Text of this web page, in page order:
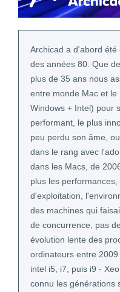
Archicad a d'abord
des années 80. Que
plus de 35 ans nous
entre monde Mac et le
Windows + Intel) pour
performant, le plus
peu perdu son âme,
dans le rang avec
dans les Macs, de
plus les
d'exploitation,
des machines qui
de concurrence, pas
évolution lente des
ordinateurs entre
intel i5, i7, puis i9 -
connu les générations